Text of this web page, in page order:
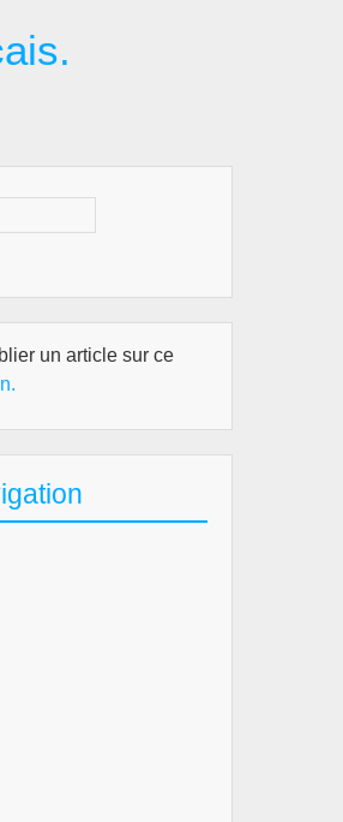
un article sur ce